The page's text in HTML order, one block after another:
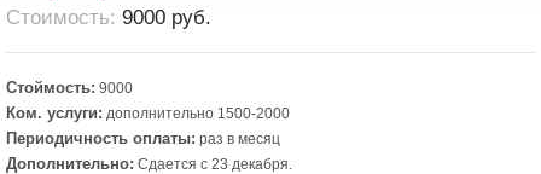
Cтоимость: 9000 руб.
Стоймость: 9000
Ком. услуги: дополнительно 1500-2000
Периодичность оплаты: раз в месяц
Дополнительно: Сдается с 23 декабря.